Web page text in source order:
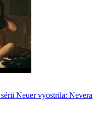
Neuer vyostrila: Nevera